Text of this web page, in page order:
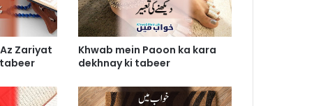
Zariyat
Khwab mein Paoon ka kara
dekhnay ki tabeer